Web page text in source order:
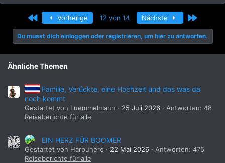
a
i
o
n
e
:
Erste Vorherige 12 von 14 Nächste Letzte
Du musst dich einloggen oder registrieren, um hier zu antworten.
Ähnliche Themen
Familie, Verückte, eine Hochzeit und das was da
noch kommt
Gestartet von Luemmelmann 25 Juli 2026
Antworten: 48
Reiseberichte für alle
EIN HERZ FÜR BOOMER
Gestartet von Harpunero 22 Mai 2026
Antworten: 475
Reiseberichte für alle